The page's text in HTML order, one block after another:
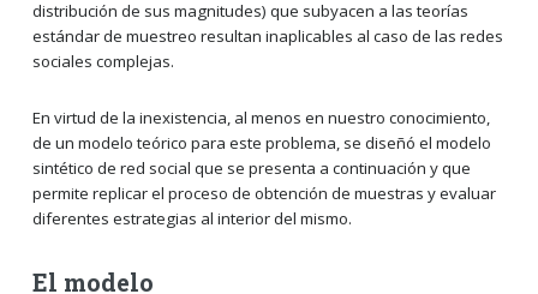
distribución de sus magnitudes) que subyacen a las teorías
estándar de muestreo resultan inaplicables al caso de las redes
sociales complejas.
En virtud de la inexistencia, al menos en nuestro conocimiento,
de un modelo teórico para este problema, se diseñó el modelo
sintético de red social que se presenta a continuación y que
permite replicar el proceso de obtención de muestras y evaluar
diferentes estrategias al interior del mismo.
El modelo